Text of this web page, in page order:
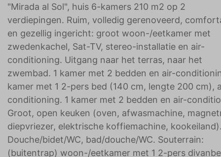
"Mirada al Sol", huis 6-kamers 210 m2 op 2
verdiepingen. Ruim, volledig gerenoveerd,
en gezellig ingericht: groot woon-/eetkamer met
zwedenkachel, Sat-TV, stereo-installatie en air-
conditioning. Uitgang naar het terras, naar het
zwembad. 1 kamer met 2 bedden en air-
kamer met 1 2-pers bed (140 cm, lengte 200 cm),
conditioning. 1 kamer met 2 bedden en air-
Groot, open keuken (oven, afwasmachine,
diepvriezer, elektrische koffiemachine,
Douche/bidet/WC, bad/douche/WC. Souterrain:
(buitentrap) woon-/eetkamer met 1 2-pers